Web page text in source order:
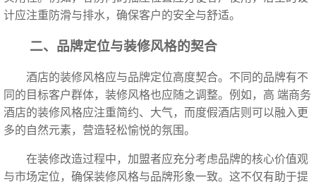
计应注重防滑与排水，确保客户的安全与舒适。
二、品牌定位与装修风格的契合
酒店的装修风格应与品牌定位高度契合。不同的品牌有不
同的目标客户群体，装修风格也应随之调整。例如，高 端商务
酒店的装修风格应注重简约、大气，而度假酒店则可以融入更
多的自然元素，营造轻松愉悦的氛围。
在装修改造过程中，加盟者应充分考虑品牌的核心价值观
与市场定位，确保装修风格与品牌形象一致。这不仅有助于提